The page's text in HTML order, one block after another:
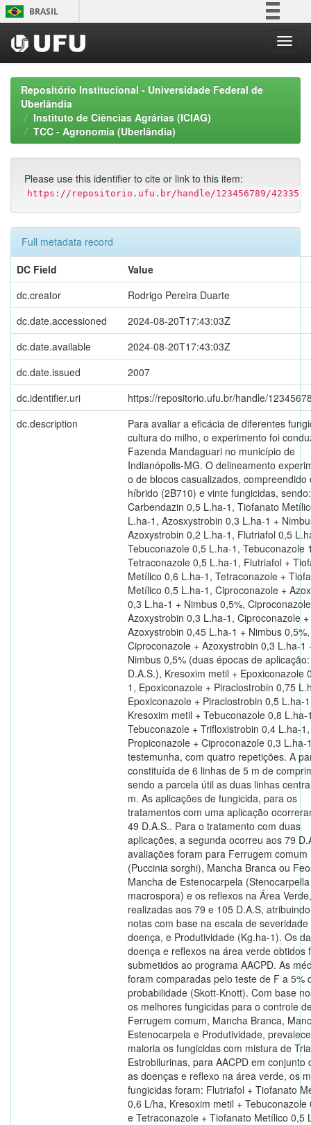
Skip
navigation
BRASIL
Participe
Acesso à informação
Legislação
Repositório Institucional - Universidade Federal de
Uberlândia
Instituto de Ciências Agrárias (ICIAG)
TCC - Agronomia (Uberlândia)
Please use this identifier to cite or link to this item:
https://repositorio.ufu.br/handle/123456789/42335
Full metadata record
DC Field
Value
dc.creator
Rodrigo Pereira Duarte
dc.date.accessioned
2024-08-20T17:43:03Z
dc.date.available
2024-08-20T17:43:03Z
dc.date.issued
2007
dc.identifier.uri
https://repositorio.ufu.br/handle/
dc.description
Para avaliar a eficácia de diferentes
cultura do milho, o experimento foi
Fazenda Mandaguari no município de
Indianópolis-MG. O delineamento
o de blocos casualizados, compreendido
híbrido (2B710) e vinte fungicidas, sendo:
Carbendazin 0,5 L.ha-1, Tiofanato
L.ha-1, Azosxystrobin 0,3 L.ha-1 +
Azoxystrobin 0,2 L.ha-1, Flutriafol 0,5
Tebuconazole 0,5 L.ha-1, Tebuconazole
Tetraconazole 0,5 L.ha-1, Flutriafol +
Metílico 0,6 L.ha-1, Tetraconazole +
Metílico 0,5 L.ha-1, Ciproconazole +
0,3 L.ha-1 + Nimbus 0,5%,
Azoxystrobin 0,3 L.ha-1, Ciproconazole +
Azoxystrobin 0,45 L.ha-1 + Nimbus 0,5%,
Ciproconazole + Azoxystrobin 0,3 L.ha-1
Nimbus 0,5% (duas épocas de
D.A.S.), Kresoxim metil + Epoxiconazole
1, Epoxiconazole + Piraclostrobin 0,75
Epoxiconazole + Piraclostrobin 0,5 L.ha-
Kresoxim metil + Tebuconazole 0,8 L.ha-
Tebuconazole + Trifloxistrobin 0,4 L.ha-1,
Propiconazole + Ciproconazole 0,3 L.ha-
testemunha, com quatro repetições. A
constituída de 6 linhas de 5 m de
sendo a parcela útil as duas linhas
m. As aplicações de fungicida, para os
tratamentos com uma aplicação
49 D.A.S.. Para o tratamento com duas
aplicações, a segunda ocorreu aos 79
avaliações foram para Ferrugem comum
(Puccinia sorghi), Mancha Branca ou
Mancha de Estenocarpela (Stenocarpella
macrospora) e os reflexos na Área Verde,
realizadas aos 79 e 105 D.A.S,
notas com base na escala de severidade
doença, e Produtividade (Kg.ha-1). Os
doença e reflexos na área verde obtidos
submetidos ao programa AACPD. As
foram comparadas pelo teste de F a 5%
probabilidade (Skott-Knott). Com base
os melhores fungicidas para o controle
Ferrugem comum, Mancha Branca,
Estenocarpela e Produtividade,
maioria os fungicidas com mistura de
Estrobilurinas, para AACPD em conjunto
as doenças e reflexo na área verde, os
fungicidas foram: Flutriafol + Tiofanato
0,6 L/ha, Kresoxim metil + Tebuconazole
e Tetraconazole + Tiofanato Metílico 0,5